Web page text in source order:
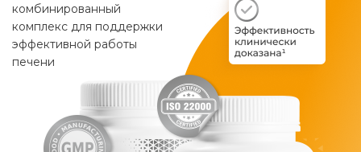
комбинированный
комплекс для поддержки
эффективной работы
печени